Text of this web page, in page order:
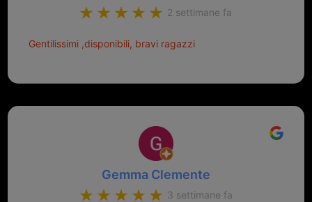
2 settimane fa
Gentilissimi ,disponibili, bravi ragazzi
Gemma Clemente
3 settimane fa